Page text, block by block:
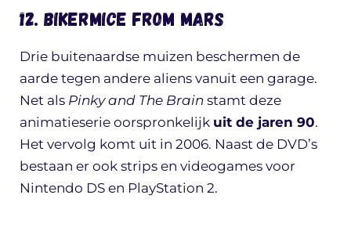
12. Bikermice from Mars
Drie buitenaardse muizen beschermen de
aarde tegen andere aliens vanuit een garage.
Net als Pinky and The Brain stamt deze
animatieserie oorspronkelijk uit de jaren 90.
Het vervolg komt uit in 2006. Naast de DVD’s
bestaan er ook strips en videogames voor
Nintendo DS en PlayStation 2.